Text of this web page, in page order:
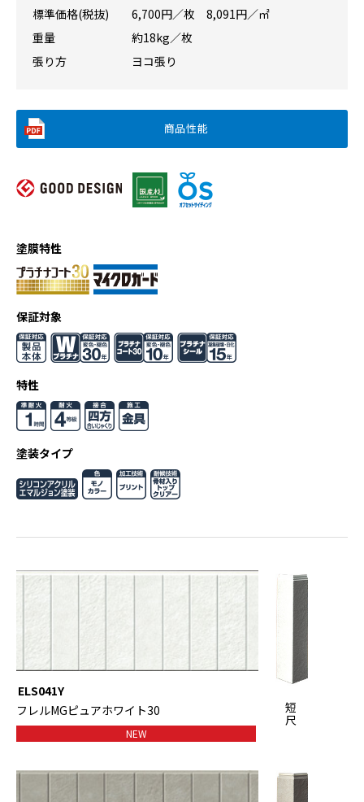
標準価格(税抜)
6,700円／枚 8,091円／㎡
重量
約18kg／枚
張り方
ヨコ張り
商品性能
塗膜特性
保証対象
特性
塗装タイプ
短
尺
ELS041Y
フレルMGピュアホワイト30
NEW